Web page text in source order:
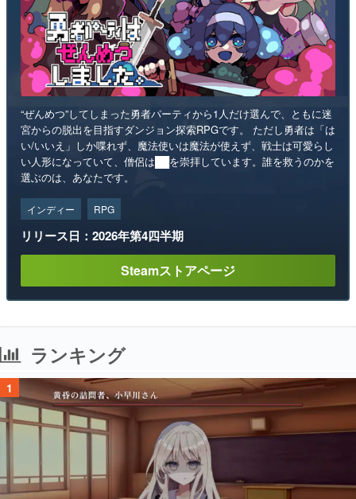
“ぜんめつ”してしまった勇者パーティから1人だけ選んで、ともに迷
宮からの脱出を目指すダンジョン探索RPGです。 ただし勇者は「は
い/いいえ」しか喋れず、魔法使いは魔法が使えず、戦士は可愛らし
い人形になっていて、僧侶は██を崇拝しています。誰を救うのかを
選ぶのは、あなたです。
インディー RPG
リリース日：2026年第4四半期
Steamストアページ
ランキング
1